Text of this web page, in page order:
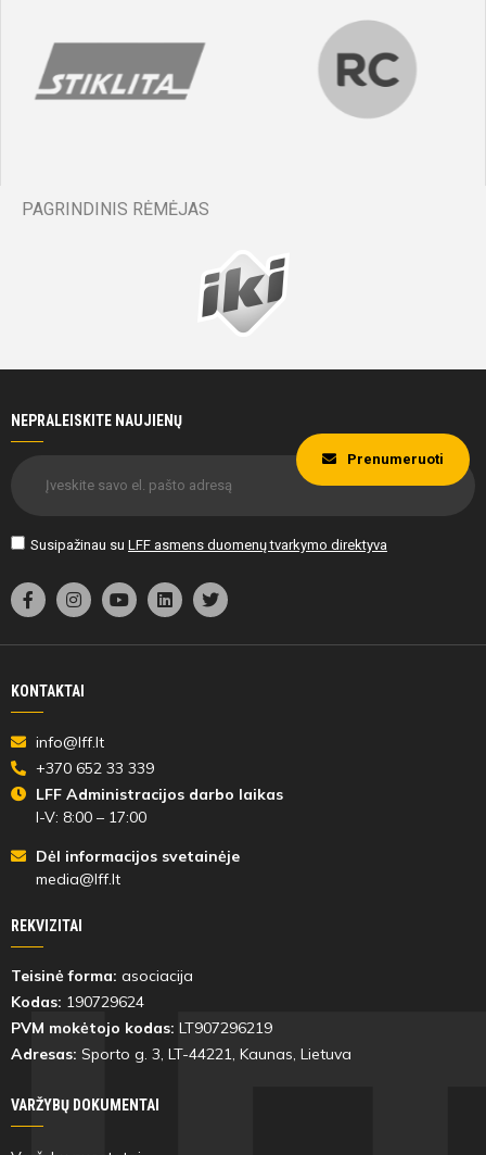
PAGRINDINIS RĖMĖJAS
NEPRALEISKITE NAUJIENŲ
Susipažinau su LFF asmens duomenų tvarkymo direktyva
Prenumeruoti
KONTAKTAI
info@lff.lt
+370 652 33 339
LFF Administracijos darbo laikas
I-V: 8:00 – 17:00
Dėl informacijos svetainėje
media@lff.lt
REKVIZITAI
Teisinė forma: asociacija
Kodas: 190729624
PVM mokėtojo kodas: LT907296219
Adresas: Sporto g. 3, LT-44221, Kaunas, Lietuva
VARŽYBŲ DOKUMENTAI